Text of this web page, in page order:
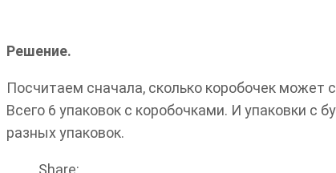
Решение.
Посчитаем сначала, сколько коробочек может
Всего 6 упаковок с коробочками. И упаковки с
разных упаковок.
Share: